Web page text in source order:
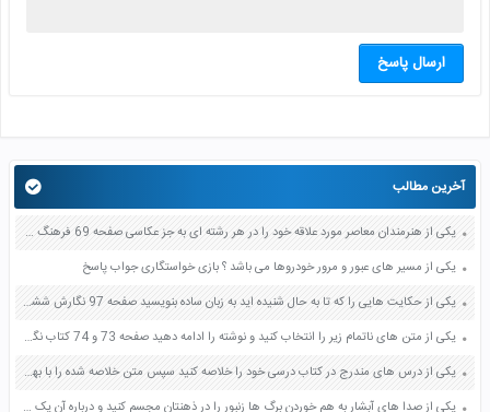
ارسال پاسخ
آخرین مطالب
یکی از هنرمندان معاصر مورد علاقه خود را در هر رشته ای به جز عکاسی صفحه 69 فرهنگ و هنر نهم
یکی از مسیر های عبور و مرور خودروها می باشد ؟ بازی خواستگاری جواب پاسخ
یکی از حکایت هایی را که تا به حال شنیده اید به زبان ساده بنویسید صفحه 97 نگارش ششم دبستان
یکی از متن های ناتمام زیر را انتخاب کنید و نوشته را ادامه دهید صفحه 73 و 74 کتاب نگارش فارسی پنجم دبستان
یکی از درس های مندرج در کتاب درسی خود را خلاصه کنید سپس متن خلاصه شده را با بهره گیری از روش های دسته بندی نمودار جدول نقشه مفهومی نشان دهید صفحه 118 نگارش یازدهم
یکی از صدا های آبشار به هم خوردن برگ ها زنبور را در ذهنتان مجسم کنید و درباره آن یک بند بنویسید صفحه 11 نگارش پنجم